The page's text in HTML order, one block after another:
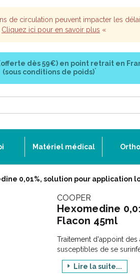
de circulation peuvent impacter les
Cliquez ici pour en savoir plus «
dès 59€) en point retrait en
(sous conditions de poids)*
Matériel médical
0,01%, solution pour application
COOPER
Hexomedine
Flacon 45ml
Traitement d'appoint
susceptibles de se
Remarque : Les agents
temporairement le
Lire la suite...